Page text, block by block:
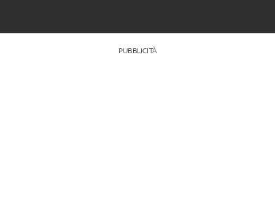
PUBBLICITÀ